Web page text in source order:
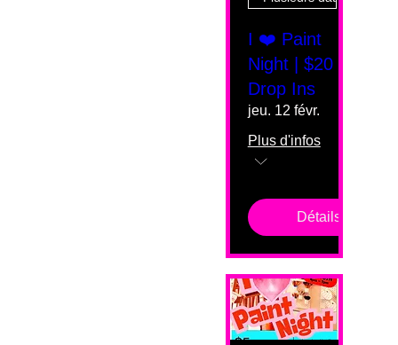
I ❤️ Paint
Night | $20
Drop Ins
jeu. 12 févr.
Plus d'infos
Détails